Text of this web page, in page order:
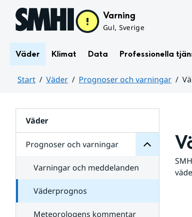
Hoppa till sidans innehåll Varning
Gul, Sverige
Väder Klimat Data Professionella
Start Väder Prognoser och varningar
Väder
Prognoser och varningar
för
varningar
Varningar och meddelanden
Väderprognos
Meteorologens kommentar